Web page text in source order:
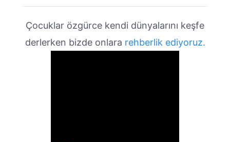
Çocuklar özgürce kendi dünyalarını keşfe
derlerken bizde onlara rehberlik ediyoruz.